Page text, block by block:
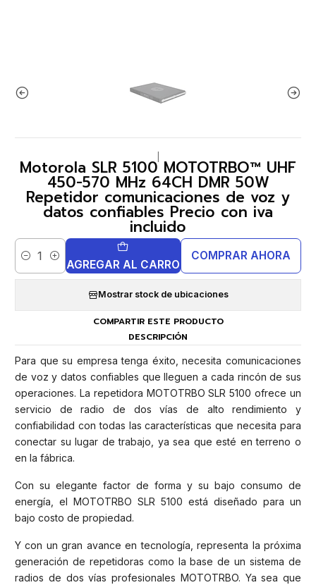
Motorola SLR 5100 MOTOTRBO™ UHF
450-570 MHz 64CH DMR 50W
Repetidor comunicaciones de voz y
datos confiables Precio con iva
incluido
Cantidad AGREGAR AL CARRO
COMPRAR AHORA
Mostrar stock de ubicaciones
COMPARTIR ESTE PRODUCTO
DESCRIPCIÓN
Para que su empresa tenga éxito, necesita comunicaciones
de voz y datos confiables que lleguen a cada rincón de sus
operaciones. La repetidora MOTOTRBO SLR 5100 ofrece un
servicio de radio de dos vías de alto rendimiento y
confiabilidad con todas las características que necesita para
conectar su lugar de trabajo, ya sea que esté en terreno o
en la fábrica.
Con su elegante factor de forma y su bajo consumo de
energía, el MOTOTRBO SLR 5100 está diseñado para un
bajo costo de propiedad.
Y con un gran avance en tecnología, representa la próxima
generación de repetidoras como la base de un sistema de
radios de dos vías profesionales MOTOTRBO. Ya sea que